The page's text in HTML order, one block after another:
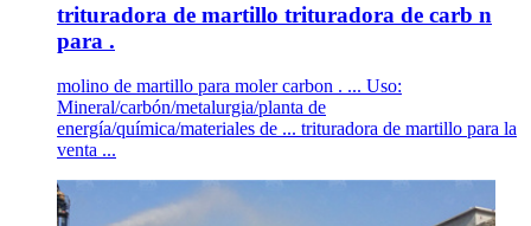
trituradora de martillo trituradora de carb n
para .
molino de martillo para moler carbon . ... Uso:
Mineral/carbón/metalurgia/planta de
energía/química/materiales de ... trituradora de martillo para la
venta ...